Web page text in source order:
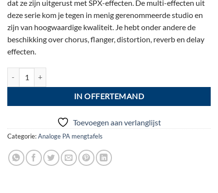
dat ze zijn uitgerust met SPX-effecten. De multi-effecten uit
deze serie kom je tegen in menig gerenommeerde studio en
zijn van hoogwaardige kwaliteit. Je hebt onder andere de
beschikking over chorus, flanger, distortion, reverb en delay
effecten.
IN OFFERTEMAND
Toevoegen aan verlanglijst
Categorie:Analoge PA mengtafels